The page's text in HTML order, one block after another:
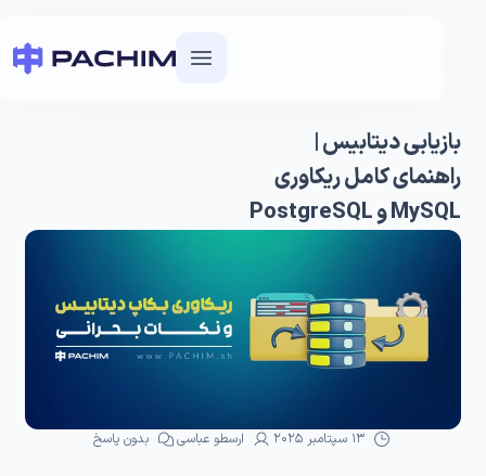
بازیابی دیتابیس |
راهنمای کامل ریکاوری
MySQL و PostgreSQL
13 سپتامبر 2025 ارسطو عباسی بدون پاسخ